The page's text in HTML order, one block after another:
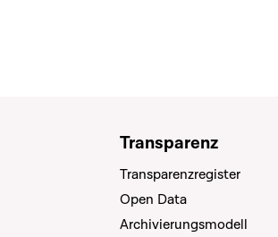
Transparenz
Transparenzregister
Open Data
Archivierungsmodell